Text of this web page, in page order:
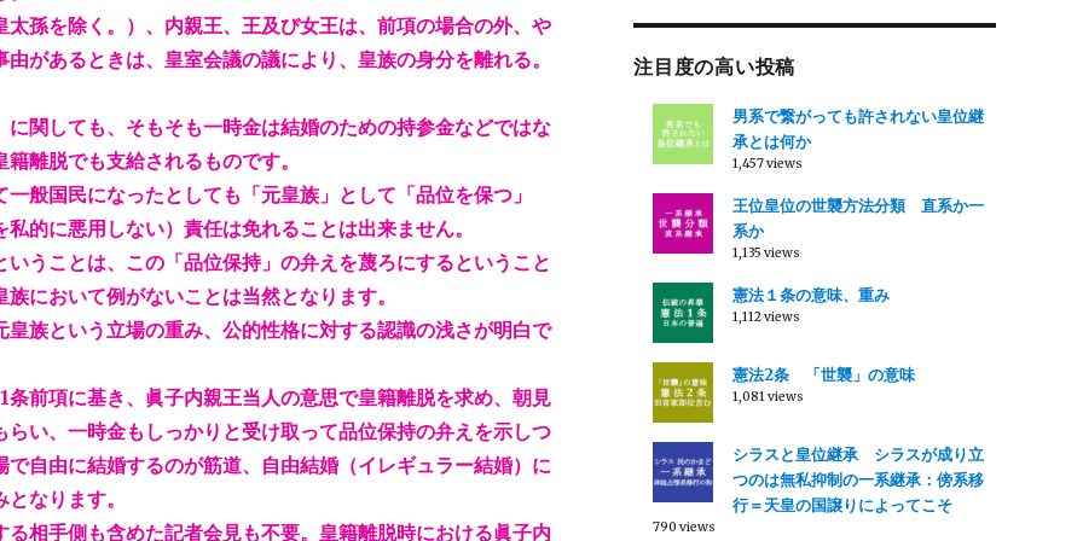
太孫を除く。）、内親王、王及び女王は、前項の場合の外、や
があるときは、皇室会議の議により、皇族の身分を離れる。
に関しても、そもそも一時金は結婚のための持参金などではな
離脱でも支給されるものです。
般国民になったとしても「元皇族」として「品位を保つ」
的に悪用しない）責任は免れることは出来ません。
いうことは、この「品位保持」の弁えを蔑ろにするということ
において例がないことは当然となります。
皇族という立場の重み、公的性格に対する認識の浅さが明白で
条前項に基き、眞子内親王当人の意思で皇籍離脱を求め、朝見
らい、一時金もしっかりと受け取って品位保持の弁えを示しつ
で自由に結婚するのが筋道、自由結婚（イレギュラー結婚）に
なります。
る相手側も含めた記者会見も不要。皇籍離脱時における眞子内
注目度の高い投稿
男系で繋がっても許されない皇位継
承とは何か
1,457 views
王位皇位の世襲方法分類 直系か一
系か
1,135 views
憲法１条の意味、重み
1,112 views
憲法2条 「世襲」の意味
1,081 views
シラスと皇位継承 シラスが成り立
つのは無私抑制の一系継承：傍系移
行＝天皇の国譲りによってこそ
790 views